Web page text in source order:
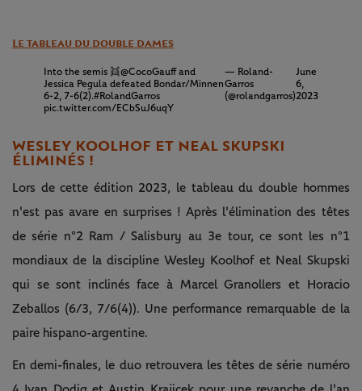
Le tableau du double dames
Into the semis 👯@CocoGauffand
Jessica Pegula defeated Bondar/Minnen
6-2, 7-6(2).#RolandGarros
pic.twitter.com/ECbSuJ6uqY
— Roland-
Garros
(@rolandgarros)
June
6,
2023
WESLEY KOOLHOF ET NEAL SKUPSKI
ÉLIMINÉS !
Lors de cette édition 2023, le tableau du double hommes
n'est pas avare en surprises ! Après l'élimination des têtes
de série n°2 Ram / Salisbury au 3e tour, ce sont les n°1
mondiaux de la discipline Wesley Koolhof et Neal Skupski
qui se sont inclinés face à Marcel Granollers et Horacio
Zeballos (6/3, 7/6(4)). Une performance remarquable de la
paire hispano-argentine.
En demi-finales, le duo retrouvera les têtes de série numéro